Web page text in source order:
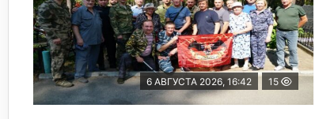
6 АВГУСТА 2026, 16:42 15